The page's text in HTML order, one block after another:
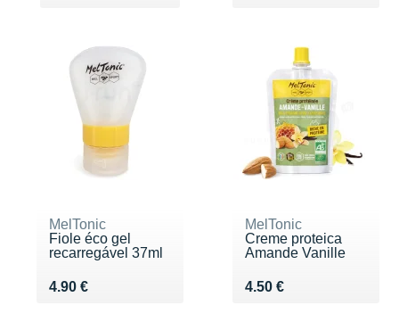
MelTonic
Fiole éco gel
recarregável 37ml
4.90 €
Vendu 4.90 €
MelTonic
Creme proteica
Amande Vanille
4.50 €
Vendu 4.50 €